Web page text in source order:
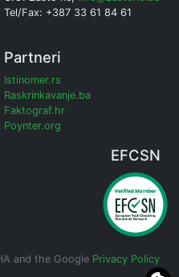
Tel/Fax: +387 33 61 84 61
Partneri
Istinomer.rs
Raskrinkavanje.ba
Faktograf.hr
Poynter.org
EFCSN
and the Google Privacy Policy